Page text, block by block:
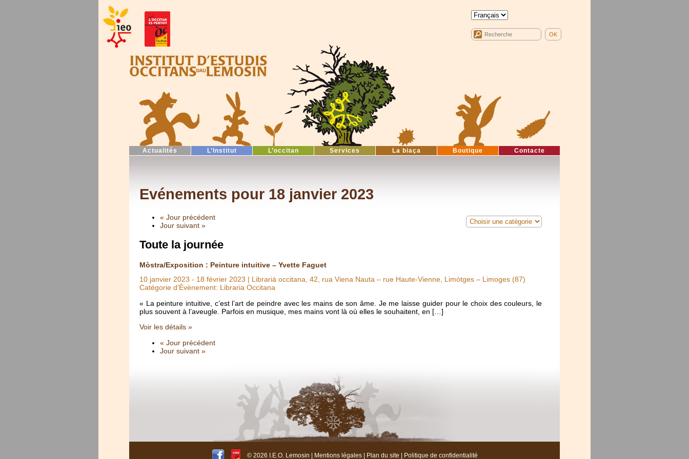
Actualités L’Institut L’occitan Services La biaça Boutique Contacte
Evénements pour 18 janvier 2023
« Jour précédent
Jour suivant »
Toute la journée
Mòstra/Exposition : Peinture intuitive – Yvette Faguet
10 janvier 2023 - 18 février 2023 | Librariá occitana, 42, rua Viena Nauta – rue Haute-Vienne, Limòtges – Limoges (87)
Catégorie d’Évènement: Libraria Occitana
« La peinture intuitive, c’est l’art de peindre avec les mains de son âme. Je me laisse guider pour le choix des couleurs, le
plus souvent à l’aveugle. Parfois en musique, mes mains vont là où elles le souhaitent, en […]
Voir les détails »
« Jour précédent
Jour suivant »
© 2026 I.E.O. Lemosin | Mentions légales| Plan du site | Politique de confidentialité